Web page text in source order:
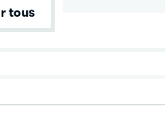
tous